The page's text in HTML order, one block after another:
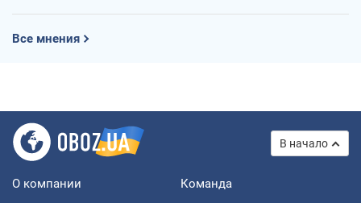
Все мнения
В начало
О компании Команда